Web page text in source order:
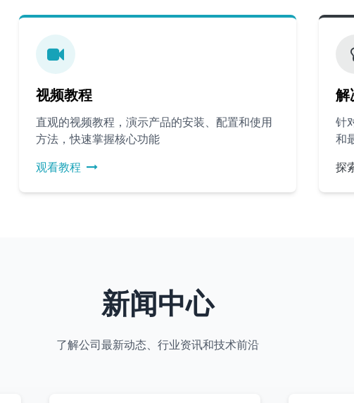
视频教程
直观的视频教程，演示产品的安装、配置和使用
方法，快速掌握核心功能
观看教程
解
针
和
探
新闻中心
了解公司最新动态、行业资讯和技术前沿